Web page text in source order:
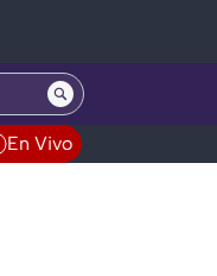
En Vivo